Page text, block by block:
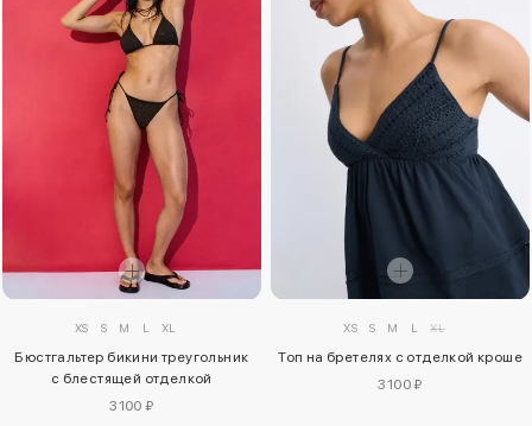
XS S M L XL
Бюстгальтер бикини треугольник
с блестящей отделкой
3100 ₽
XS S M L XL
Топ на бретелях с отделкой кроше
3100 ₽